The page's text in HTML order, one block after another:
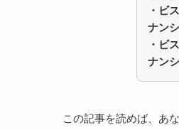
・ビ
ナン
・ビ
ナン
この記事を読めば、あ